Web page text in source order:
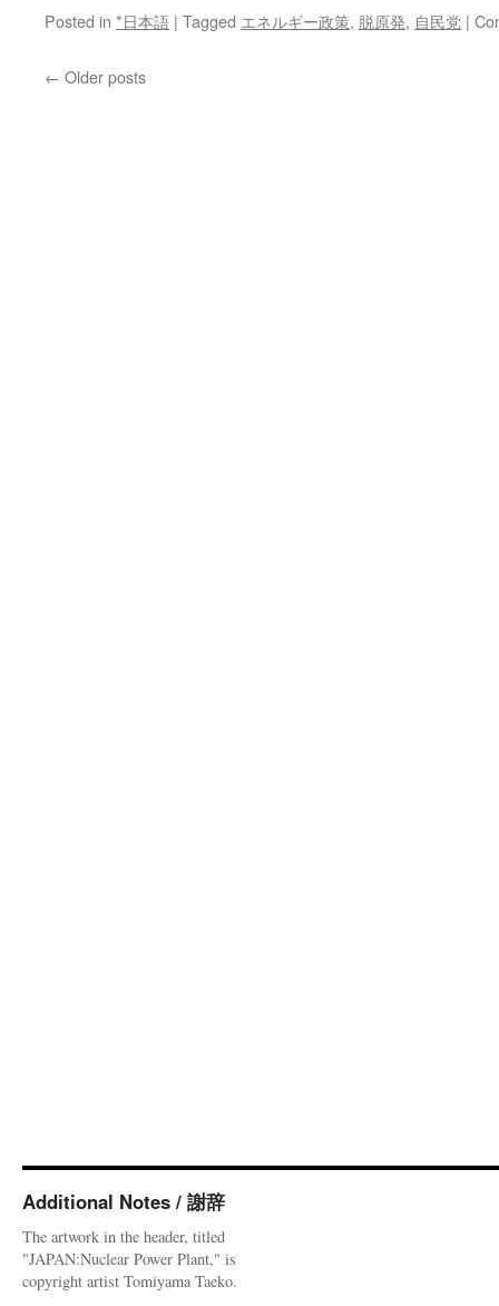
Posted in *日本語 | Tagged エネルギー政策, 脱原発, 自民党 |
← Older posts
Additional Notes / 謝辞
The artwork in the header, titled
"JAPAN:Nuclear Power Plant," is
copyright artist Tomiyama Taeko.